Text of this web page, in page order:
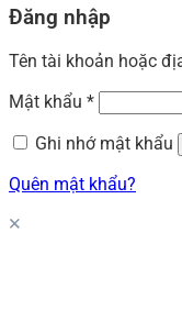
Đăng nhập
Tên tài khoản hoặc
Mật khẩu *
Ghi nhớ mật khẩu
Quên mật khẩu?